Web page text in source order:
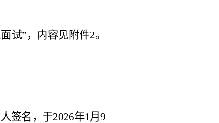
试”，内容见附件2。
签名，于2026年1月9